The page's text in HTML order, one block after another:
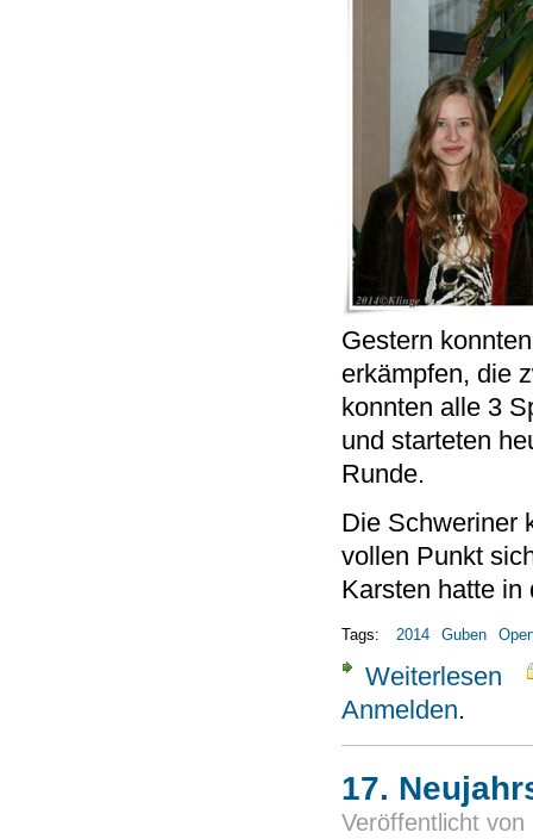
Gestern
erkämpfen, die
konnten alle 3
und starteten
Runde.
Die Schweriner
vollen Punkt
Karsten hatte in
Tags: 2014 Guben
Weiterlesen
Anmelden.
17.
Veröffentlicht von